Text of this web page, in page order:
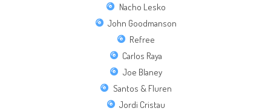
Nacho Lesko
John Goodmanson
Refree
Carlos Raya
Joe Blaney
Santos & Fluren
Jordi Cristau